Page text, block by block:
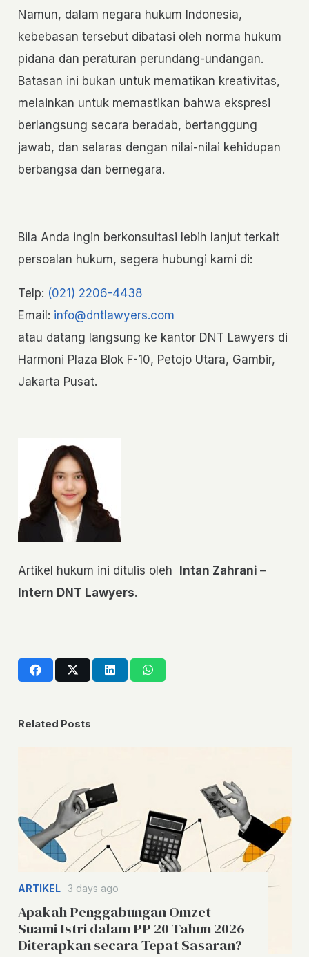
Namun, dalam negara hukum Indonesia,
kebebasan tersebut dibatasi oleh norma hukum
pidana dan peraturan perundang-undangan.
Batasan ini bukan untuk mematikan kreativitas,
melainkan untuk memastikan bahwa ekspresi
berlangsung secara beradab, bertanggung
jawab, dan selaras dengan nilai-nilai kehidupan
berbangsa dan bernegara.
Bila Anda ingin berkonsultasi lebih lanjut terkait
persoalan hukum, segera hubungi kami di:
Telp: (021) 2206-4438
Email: info@dntlawyers.com
atau datang langsung ke kantor DNT Lawyers di
Harmoni Plaza Blok F-10, Petojo Utara, Gambir,
Jakarta Pusat.
Artikel hukum ini ditulis oleh Intan Zahrani –
Intern DNT Lawyers.
Related Posts
ARTIKEL 3 days ago
Apakah Penggabungan Omzet
Suami Istri dalam PP 20 Tahun 2026
Diterapkan secara Tepat Sasaran?